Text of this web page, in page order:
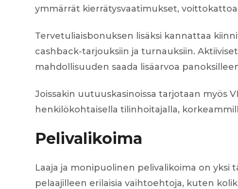
ymmärrät kierrätysvaatimukset,
Tervetuliaisbonuksen lisäksi kannattaa
cashback-tarjouksiin ja turnauksiin.
mahdollisuuden saada lisäarvoa
Joissakin uutuuskasinoissa tarjotaan myös
henkilökohtaisella tilinhoitajalla,
Pelivalikoima
Laaja ja monipuolinen pelivalikoima on yksi
pelaajilleen erilaisia vaihtoehtoja, kuten